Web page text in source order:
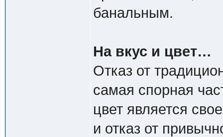
банальным.
На вкус и цвет…
Отказ от
самая спорная
цвет является
и отказ от